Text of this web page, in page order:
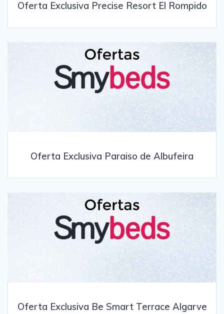
Oferta Exclusiva Precise Resort El Rompido
Oferta Exclusiva Paraiso de Albufeira
Oferta Exclusiva Be Smart Terrace Algarve